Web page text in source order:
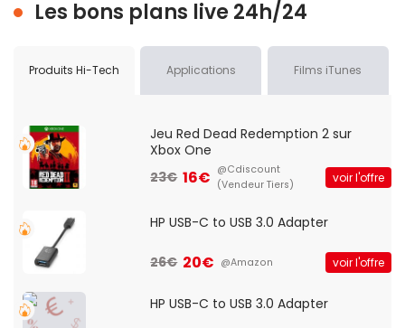
Les bons plans live 24h/24
Produits Hi-Tech Applications Films iTunes
Jeu Red Dead Redemption 2 sur
Xbox One
23€ 16€ @Cdiscount
(Vendeur Tiers)
voir l'offre
HP USB-C to USB 3.0 Adapter
26€ 20€ @Amazon voir l'offre
HP USB-C to USB 3.0 Adapter